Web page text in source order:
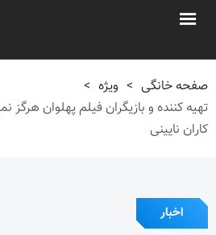
صفحه خانگی > ویژه >
تهیه کننده و بازیگران فیلم پهلوان هرگز
کاران نایینی
اخبار